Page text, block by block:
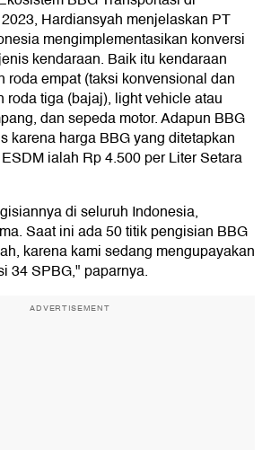
Hardiansyah menjelaskan PT
mengimplementasikan konversi
kendaraan. Baik itu kendaraan
roda empat (taksi konvensional dan
roda tiga (bajaj), light vehicle atau
dan sepeda motor. Adapun BBG
karena harga BBG yang ditetapkan
ialah Rp 4.500 per Liter Setara
di seluruh Indonesia,
Saat ini ada 50 titik pengisian BBG
karena kami sedang mengupayakan
34 SPBG," paparnya.
ADVERTISEMENT